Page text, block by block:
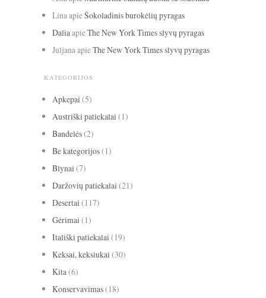
Lina apieŠokoladinis burokėlių pyragas
Dalia apieThe New York Times slyvų pyragas
Juljana apieThe New York Times slyvų pyragas
KATEGORIJOS
Apkepai (5)
Austriški patiekalai (1)
Bandelės(2)
Be kategorijos(1)
Blynai (7)
Daržovių patiekalai (21)
Desertai (117)
Gėrimai (1)
Itališki patiekalai (19)
Keksai, keksiukai (30)
Kita (6)
Konservavimas(18)